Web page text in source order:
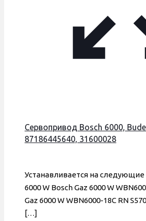
Сервопривод Bosch 6000,
87186445640, 31600028
Устанавливается на следующие
6000 W Bosch Gaz 6000 W
Gaz 6000 W WBN6000-18C RN
[…]